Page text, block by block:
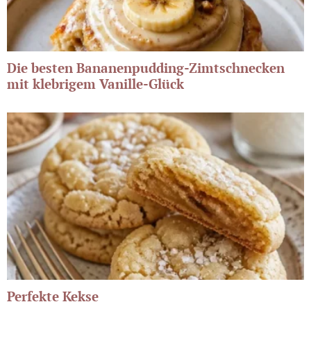
Die besten Bananenpudding-Zimtschnecken
mit klebrigem Vanille-Glück
Perfekte Kekse